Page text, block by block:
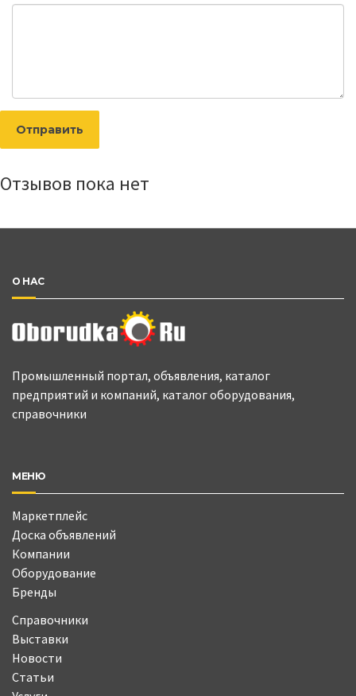
Отправить
Отзывов пока нет
О НАС
Промышленный портал, объявления, каталог
предприятий и компаний, каталог оборудования,
справочники
МЕНЮ
Маркетплейс
Доска объявлений
Компании
Оборудование
Бренды
Справочники
Выставки
Новости
Статьи